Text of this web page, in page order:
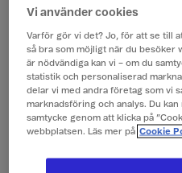
Priser i Guinea
Alla priser är inklusive
Surfa
Ringa och ta emot
Vi använder cookies
Varför gör vi det? Jo, för att se till
så bra som möjligt när du besöker
är nödvändiga kan vi – om du
statistik och personaliserad
delar vi med andra företag som vi
marknadsföring och analys. Du
samtycke genom att klicka på
webbplatsen. Läs mer på Cookie